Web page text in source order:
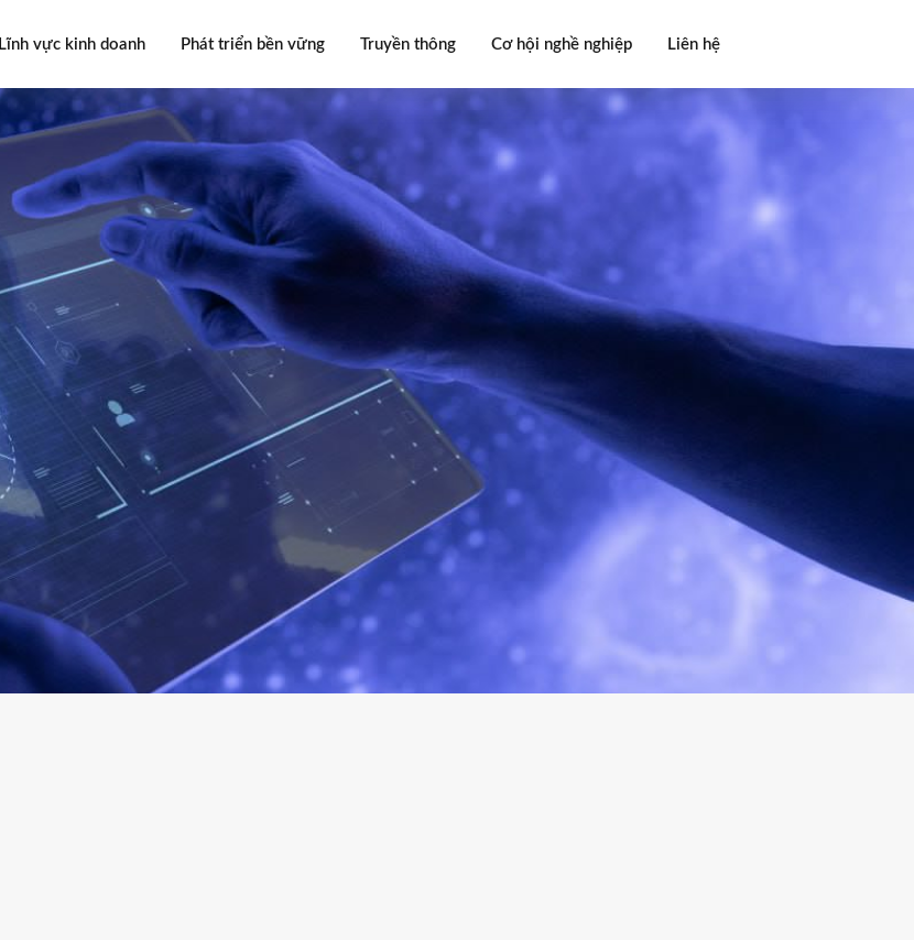
Lĩnh vực kinh doanh Phát triển bền vững Truyền thông Cơ hội nghề nghiệp Liên hệ